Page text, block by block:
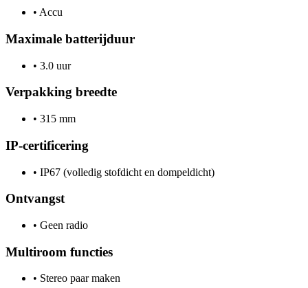
• Accu
Maximale batterijduur
• 3.0 uur
Verpakking breedte
• 315 mm
IP-certificering
• IP67 (volledig stofdicht en dompeldicht)
Ontvangst
• Geen radio
Multiroom functies
• Stereo paar maken